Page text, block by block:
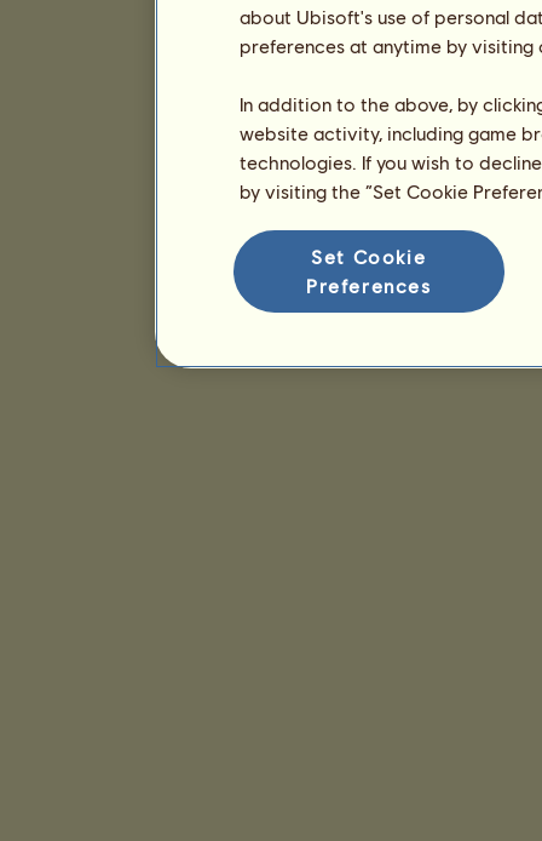
about Ubisoft's use of personal
preferences at anytime by
In addition to the above, by
website activity, including game
technologies. If you wish to
by visiting the “Set Cookie
Set Cookie
Preferences